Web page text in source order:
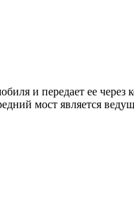
и передает ее
мост является